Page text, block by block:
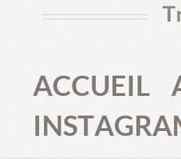
ACCUEIL